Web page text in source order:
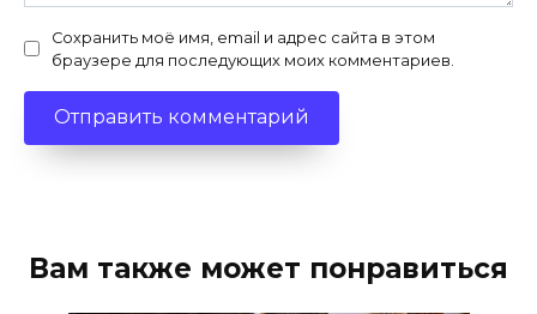
Сохранить моё имя, email и адрес сайта в этом
браузере для последующих моих комментариев.
Вам также может понравиться